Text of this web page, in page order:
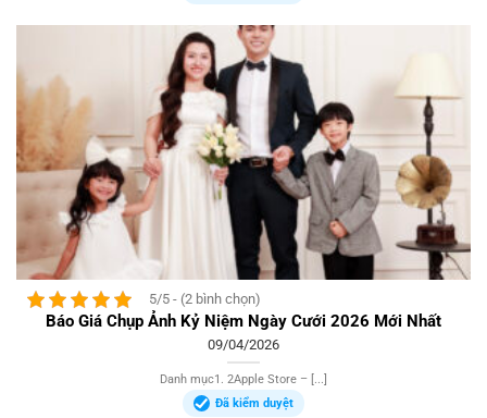
5/5 - (2 bình chọn)
Báo Giá Chụp Ảnh Kỷ Niệm Ngày Cưới 2026 Mới Nhất
09/04/2026
Danh mục1. 2Apple Store – [...]
Đã kiểm duyệt